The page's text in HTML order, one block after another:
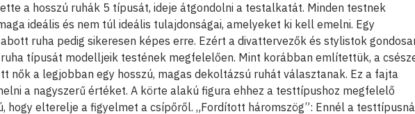
a hosszú ruhák 5 típusát, ideje átgondolni a testalkatát. Minden testnek
ideális és nem túl ideális tulajdonságai, amelyeket ki kell emelni. Egy
ruha pedig sikeresen képes erre. Ezért a divattervezők és stylistok
típusát modelljeik testének megfelelően. Mint korábban említettük, a
nők a legjobban egy hosszú, magas dekoltázsú ruhát választanak. Ez a fajta
a nagyszerű értéket. A körte alakú figura ehhez a testtípushoz megfelelő
hogy elterelje a figyelmet a csípőről. „Fordított háromszög”: Ennél a